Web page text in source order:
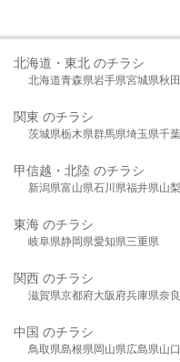
北海道・東北 のチラシ
北海道青森県岩手県宮城県秋
関東 のチラシ
茨城県栃木県群馬県埼玉県千
甲信越・北陸 のチラシ
新潟県富山県石川県福井県山
東海 のチラシ
岐阜県静岡県愛知県三重県
関西 のチラシ
滋賀県京都府大阪府兵庫県奈
中国 のチラシ
鳥取県島根県岡山県広島県山